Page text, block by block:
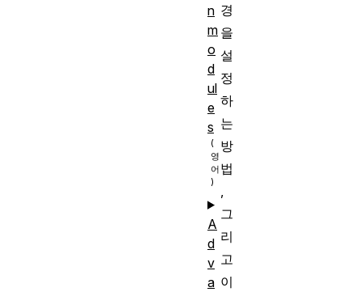
경
을
설
정
하
는
방
법
,
그
리
고
이
n
m
o
d
ul
e
s
A
d
v
a